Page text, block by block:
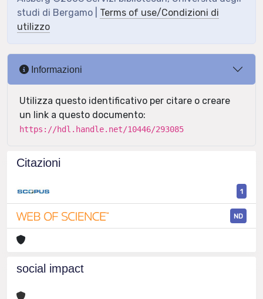
studi di Bergamo | Terms of use/Condizioni di
utilizzo
Informazioni
Utilizza questo identificativo per citare o creare
un link a questo documento:
https://hdl.handle.net/10446/293085
Citazioni
1
ND
social impact